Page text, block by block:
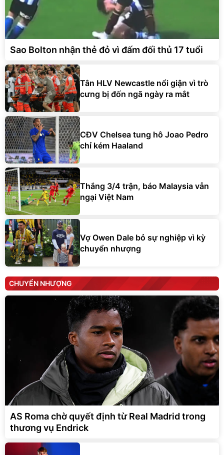
Sao Bolton nhận thẻ đỏ vì đấm đối thủ 17 tuổi
Tân HLV Newcastle nổi giận vì trò
cưng bị đốn ngã ngày ra mắt
CĐV Chelsea tung hô Joao Pedro
chỉ kém Haaland
Thắng 3/4 trận, báo Malaysia vẫn
ngại Việt Nam
Vợ Owen Dale bỏ sự nghiệp vì kỳ
chuyển nhượng
CHUYỂN NHƯỢNG
AS Roma chờ quyết định từ Real Madrid trong
thương vụ Endrick